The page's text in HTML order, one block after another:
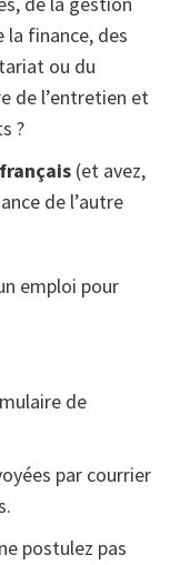
finance, des
ou du
de l’entretien et
?
(et avez,
de l’autre
emploi pour
de
par courrier
postulez pas